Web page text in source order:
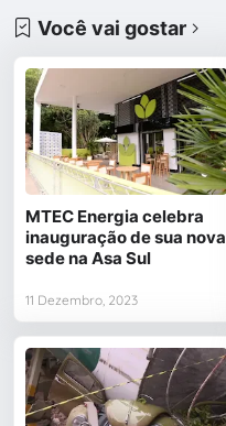
Você vai gostar
MTEC Energia celebra
inauguração de sua nova
sede na Asa Sul
11 Dezembro, 2023